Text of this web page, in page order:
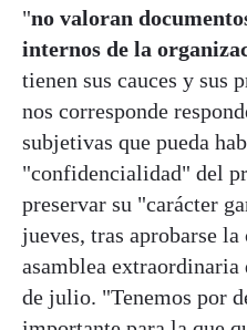
"no valoran
internos de la
tienen sus cauces y sus
nos corresponde
subjetivas que pueda
"confidencialidad" del
preservar su "carácter
jueves, tras aprobarse
asamblea
de julio. "Tenemos por